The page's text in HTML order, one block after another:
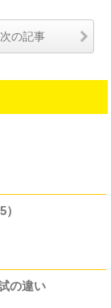
次の記事
の違い